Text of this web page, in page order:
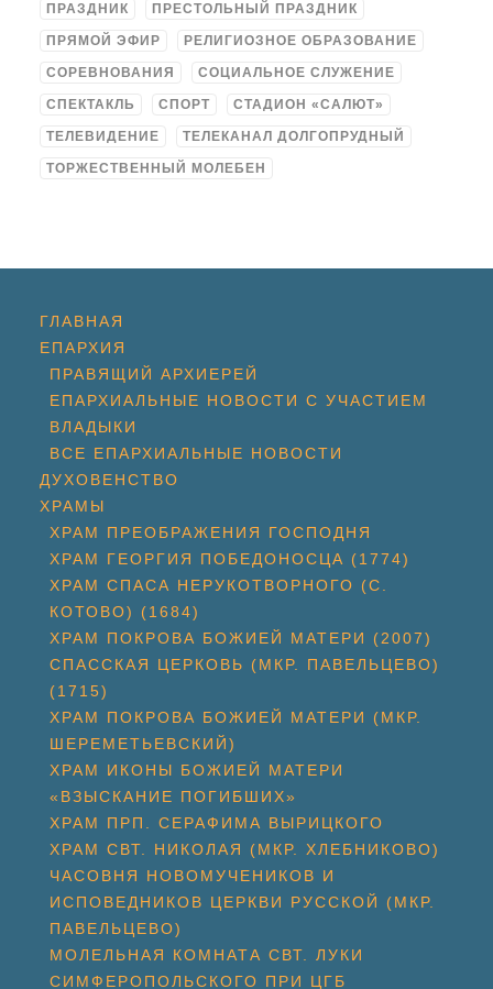
ПРАЗДНИК ПРЕСТОЛЬНЫЙ ПРАЗДНИК
ПРЯМОЙ ЭФИР РЕЛИГИОЗНОЕ ОБРАЗОВАНИЕ
СОРЕВНОВАНИЯ СОЦИАЛЬНОЕ СЛУЖЕНИЕ
СПЕКТАКЛЬ СПОРТ СТАДИОН «САЛЮТ»
ТЕЛЕВИДЕНИЕ ТЕЛЕКАНАЛ ДОЛГОПРУДНЫЙ
ТОРЖЕСТВЕННЫЙ МОЛЕБЕН
ГЛАВНАЯ
ЕПАРХИЯ
ПРАВЯЩИЙ АРХИЕРЕЙ
ЕПАРХИАЛЬНЫЕ НОВОСТИ С УЧАСТИЕМ
ВЛАДЫКИ
ВСЕ ЕПАРХИАЛЬНЫЕ НОВОСТИ
ДУХОВЕНСТВО
ХРАМЫ
ХРАМ ПРЕОБРАЖЕНИЯ ГОСПОДНЯ
ХРАМ ГЕОРГИЯ ПОБЕДОНОСЦА (1774)
ХРАМ СПАСА НЕРУКОТВОРНОГО (С.
КОТОВО) (1684)
ХРАМ ПОКРОВА БОЖИЕЙ МАТЕРИ (2007)
СПАССКАЯ ЦЕРКОВЬ (МКР. ПАВЕЛЬЦЕВО)
(1715)
ХРАМ ПОКРОВА БОЖИЕЙ МАТЕРИ (МКР.
ШЕРЕМЕТЬЕВСКИЙ)
ХРАМ ИКОНЫ БОЖИЕЙ МАТЕРИ
«ВЗЫСКАНИЕ ПОГИБШИХ»
ХРАМ ПРП. СЕРАФИМА ВЫРИЦКОГО
ХРАМ СВТ. НИКОЛАЯ (МКР. ХЛЕБНИКОВО)
ЧАСОВНЯ НОВОМУЧЕНИКОВ И
ИСПОВЕДНИКОВ ЦЕРКВИ РУССКОЙ (МКР.
ПАВЕЛЬЦЕВО)
МОЛЕЛЬНАЯ КОМНАТА СВТ. ЛУКИ
СИМФЕРОПОЛЬСКОГО ПРИ ЦГБ